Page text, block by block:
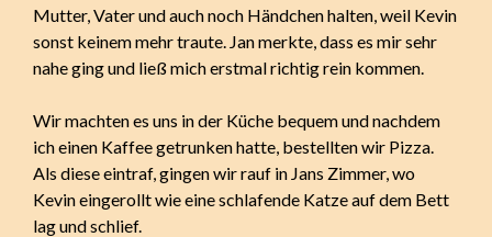
Mutter, Vater und auch noch Händchen halten, weil Kevin
sonst keinem mehr traute. Jan merkte, dass es mir sehr
nahe ging und ließ mich erstmal richtig rein kommen.
Wir machten es uns in der Küche bequem und nachdem
ich einen Kaffee getrunken hatte, bestellten wir Pizza.
Als diese eintraf, gingen wir rauf in Jans Zimmer, wo
Kevin eingerollt wie eine schlafende Katze auf dem Bett
lag und schlief.